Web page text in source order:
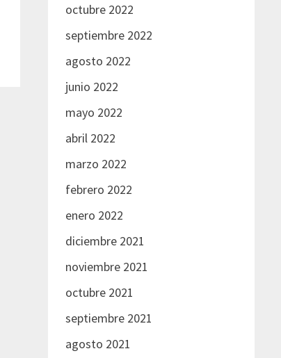
octubre 2022
septiembre 2022
agosto 2022
junio 2022
mayo 2022
abril 2022
marzo 2022
febrero 2022
enero 2022
diciembre 2021
noviembre 2021
octubre 2021
septiembre 2021
agosto 2021